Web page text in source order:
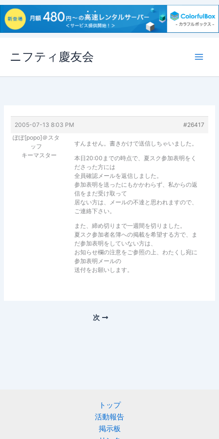
ス
ニフティ慶友会
2005-07-13 8:03 PM
#26417
ぽぽ[popo]＠スタ
ッフ
キーマスター
すんません。書きかけで送信しちゃいました。
本日20:00までの時点で、夏スク参加表明をく
ださった方には
全員確認メールを返信しました。
参加表明を送ったにもかかわらず、私からの返
信をまだ受け取って
居ない方は、メールの不達と思われますので、
ご連絡下さい。
また、締め切りまで一週間を切りました。
夏スク参加者名簿への掲載を希望する方で、ま
だ参加表明をしていない方は、
お知らせ欄の注意をご参照の上、わたくし宛に
参加表明メールの
送付をお願いします。
次
トップ
活動報告
掲示板